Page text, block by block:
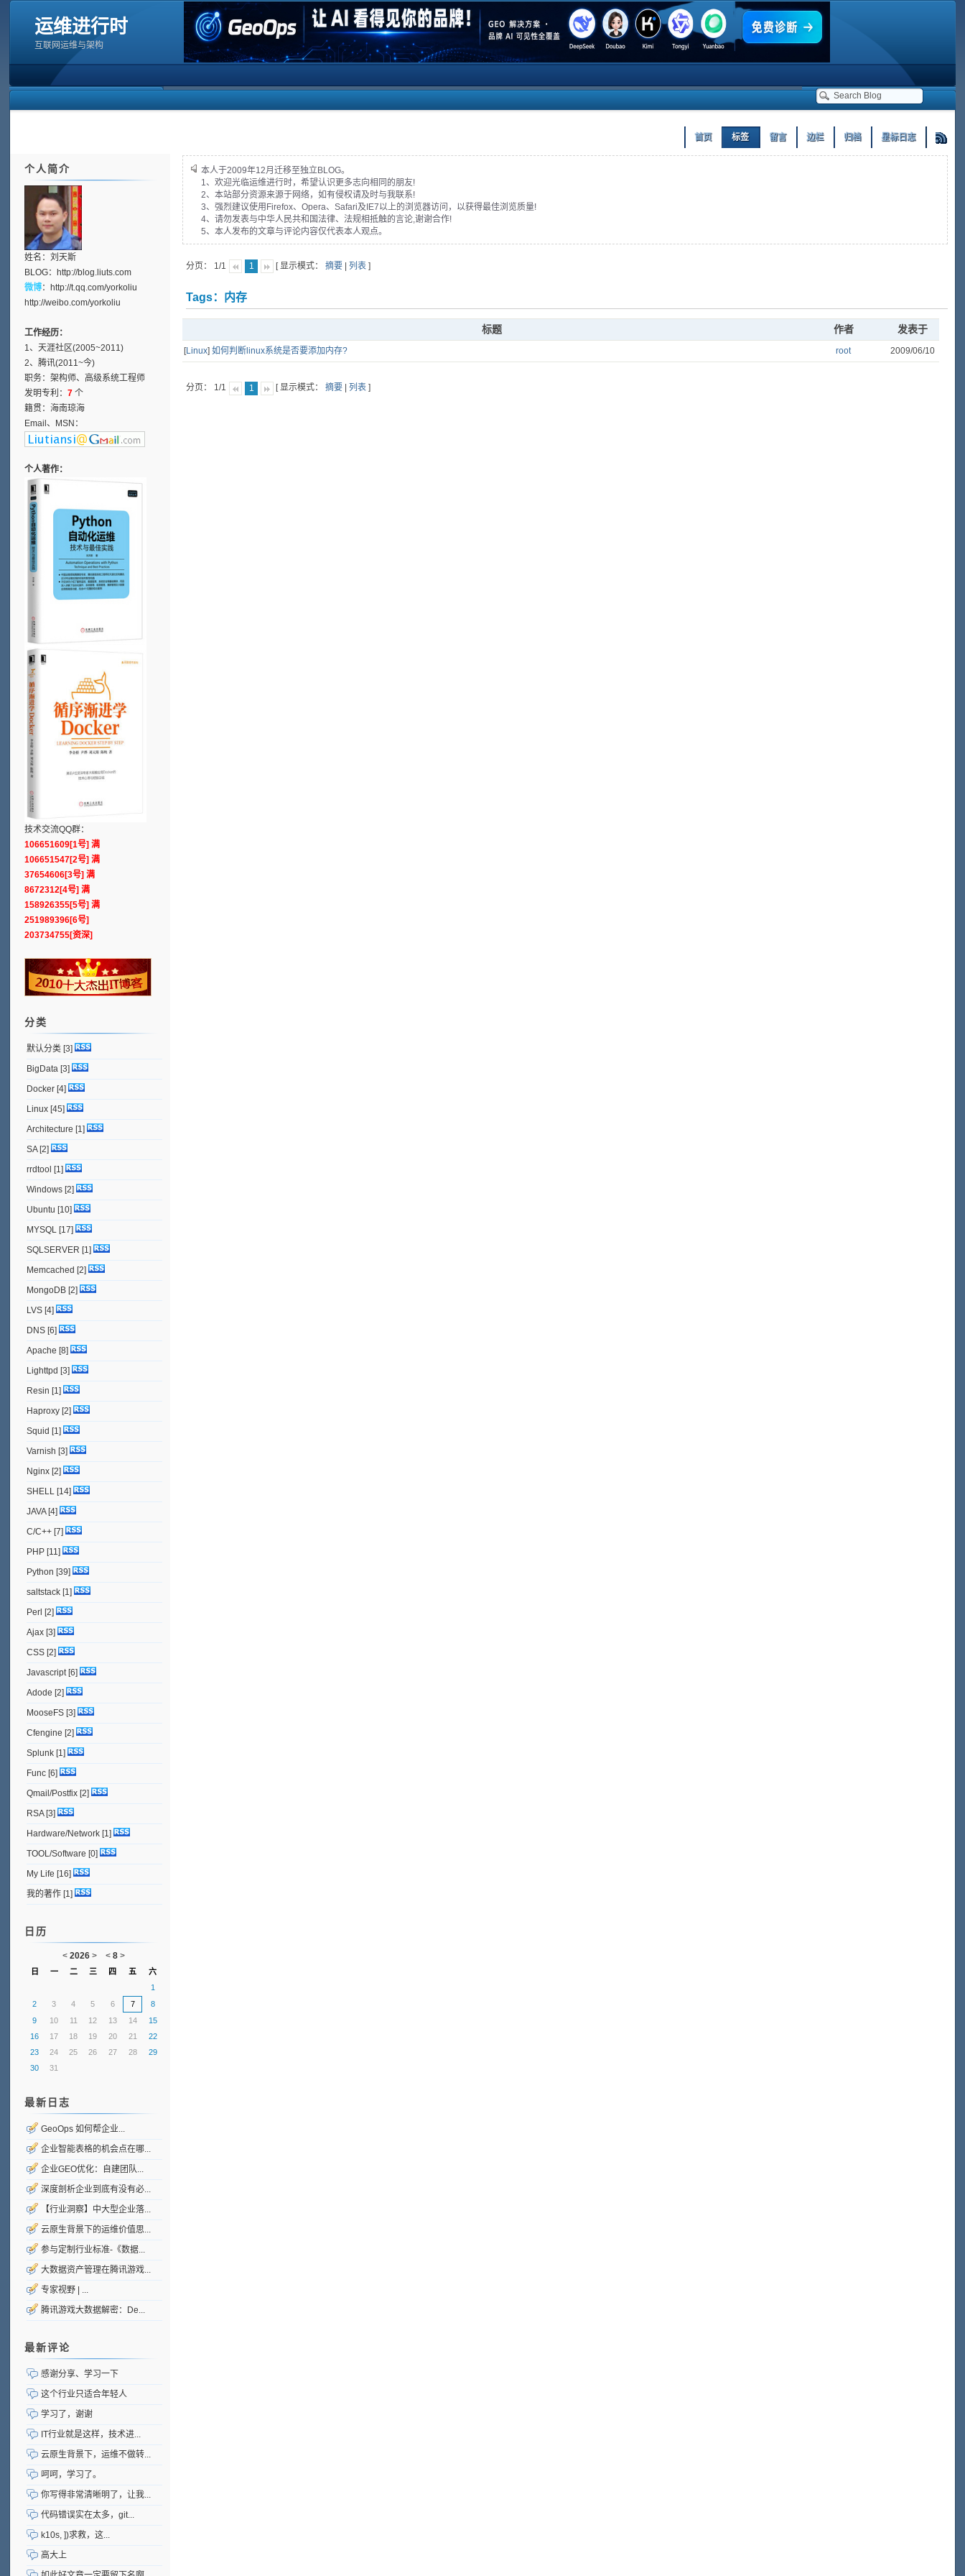
运维进行时
互联网运维与架构
首页 标签 留言 边栏 归档 星标日志
本人于2009年12月迁移至独立BLOG。
1、欢迎光临运维进行时，希望认识更多志向相同的朋友!
2、本站部分资源来源于网络，如有侵权请及时与我联系!
3、强烈建议使用Firefox、Opera、Safari及IE7以上的浏览器访问，以获得最佳浏览质量!
4、请勿发表与中华人民共和国法律、法规相抵触的言论,谢谢合作!
5、本人发布的文章与评论内容仅代表本人观点。
分页： 1/1 1 [ 显示模式：摘要 |列表 ]
Tags：内存
标题 作者 发表于
[Linux]如何判断linux系统是否要添加内存? root 2009/06/10
分页： 1/1 1 [ 显示模式：摘要 |列表 ]
个人简介
姓名：刘天斯
BLOG：http://blog.liuts.com
微博：http://t.qq.com/yorkoliu
http://weibo.com/yorkoliu
工作经历：
1、天涯社区(2005~2011)
2、腾讯(2011~今)
职务：架构师、高级系统工程师
发明专利：7 个
籍贯：海南琼海
Email、MSN：
个人著作：
技术交流QQ群：
106651609[1号] 满
106651547[2号] 满
37654606[3号] 满
8672312[4号] 满
158926355[5号] 满
251989396[6号]
203734755[资深]
分类
默认分类 [3]
BigData [3]
Docker [4]
Linux [45]
Architecture [1]
SA[2]
rrdtool [1]
Windows [2]
Ubuntu [10]
MYSQL [17]
SQLSERVER [1]
Memcached [2]
MongoDB [2]
LVS [4]
DNS [6]
Apache [8]
Lighttpd [3]
Resin [1]
Haproxy [2]
Squid [1]
Varnish [3]
Nginx [2]
SHELL [14]
JAVA[4]
C/C++ [7]
PHP [11]
Python [39]
saltstack [1]
Perl [2]
Ajax [3]
CSS [2]
Javascript [6]
Adode [2]
MooseFS [3]
Cfengine [2]
Splunk [1]
Func [6]
Qmail/Postfix [2]
RSA[3]
Hardware/Network [1]
TOOL/Software [0]
My Life [16]
我的著作 [1]
日历
< 2026 > < 8 >
日 一 二 三 四 五
六
1
2
3 4 5 6 7
8
9
10 11 12 13 14
15
16
17 18 19 20 21
22
23
24 25 26 27 28
29
30
31
最新日志
GeoOps 如何帮企业...
企业智能表格的机会点在哪...
企业GEO优化：自建团队...
深度剖析企业到底有没有必...
【行业洞察】中大型企业落...
云原生背景下的运维价值思...
参与定制行业标准-《数据...
大数据资产管理在腾讯游戏...
专家视野 | ...
腾讯游戏大数据解密：De...
最新评论
感谢分享、学习一下
这个行业只适合年轻人
学习了，谢谢
IT行业就是这样，技术进...
云原生背景下，运维不做转...
呵呵，学习了。
你写得非常清晰明了，让我...
代码错误实在太多，git...
k10s, ])求救，这...
高大上